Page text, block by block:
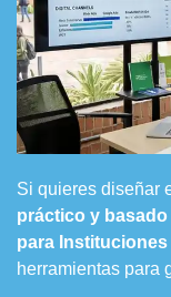
Si quieres diseñar
práctico y
para
herramientas para